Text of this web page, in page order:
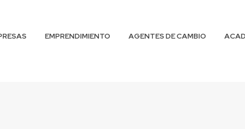
EMPRENDIMIENTO AGENTES DE CAMBIO